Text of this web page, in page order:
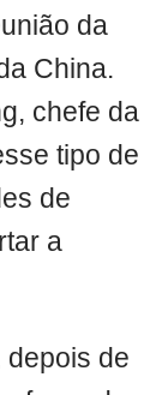
da
China.
chefe da
tipo de
de
a
depois de